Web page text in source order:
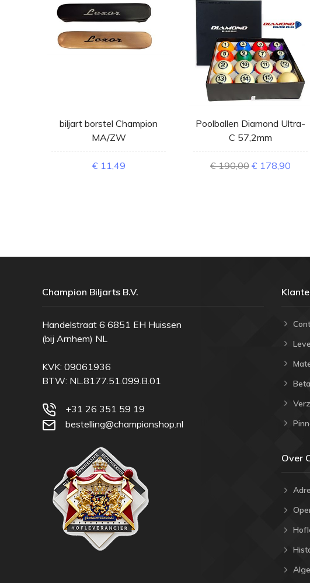
biljart borstel Champion
MA/ZW
€ 11,49
Poolballen Diamond Ultra-
C 57,2mm
€ 190,00 € 178,90
Champion Biljarts B.V.
Handelstraat 6 6851 EH Huissen
(bij Arnhem) NL
KVK: 09061936
BTW: NL.8177.51.099.B.01
+31 26 351 59 19
bestelling@championshop.nl
Over